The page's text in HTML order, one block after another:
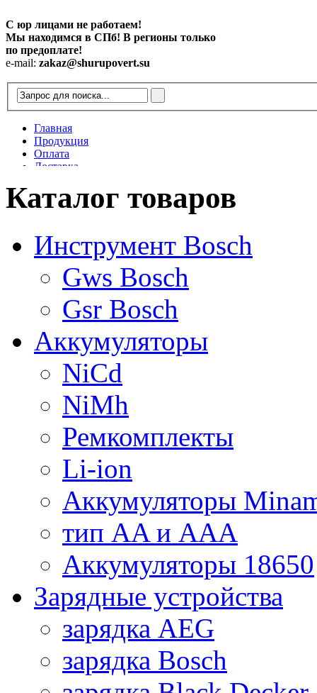
С юр лицами не работаем!
Мы находимся в СПб! В регионы только
по предоплате!
e-mail: zakaz@shurupovert.su
Главная
Продукция
Оплата
Доставка
Статьи
Каталог товаров
Инструмент Bosch
Gws Bosch
Gsr Bosch
Аккумуляторы
NiCd
NiMh
Ремкомплекты
Li-ion
Аккумуляторы
тип AA и AAA
Аккумуляторы 18650
Зарядные устройства
зарядка AEG
зарядка Bosch